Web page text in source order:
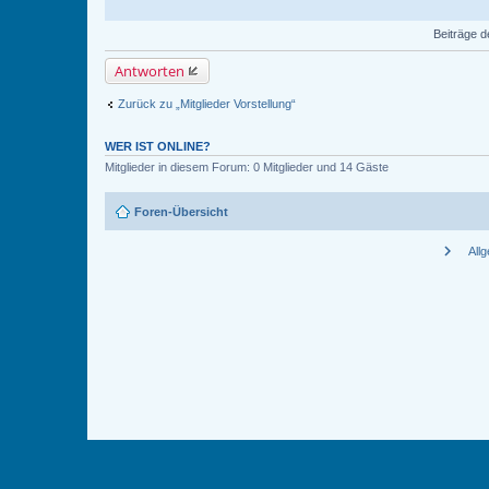
Beiträge
Antworten
Zurück zu „Mitglieder Vorstellung“
WER IST ONLINE?
Mitglieder in diesem Forum: 0 Mitglieder und 14 Gäste
Foren-Übersicht
chevron_right